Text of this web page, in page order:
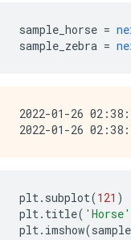
sample_horse =
sample_zebra =
2022-01-26
plt . subplot(121 )
plt . title( 'Horse'
plt . imshow(